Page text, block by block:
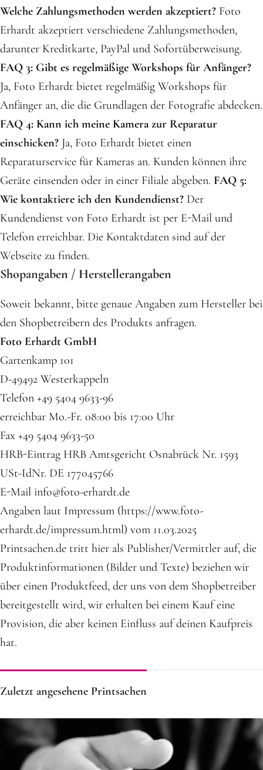
Welche Zahlungsmethoden werden akzeptiert? Foto
Erhardt akzeptiert verschiedene Zahlungsmethoden,
darunter Kreditkarte, PayPal und Sofortüberweisung.
FAQ 3: Gibt es regelmäßige Workshops für Anfänger?
Ja, Foto Erhardt bietet regelmäßig Workshops für
Anfänger an, die die Grundlagen der Fotografie abdecken.
FAQ 4: Kann ich meine Kamera zur Reparatur
einschicken? Ja, Foto Erhardt bietet einen
Reparaturservice für Kameras an. Kunden können ihre
Geräte einsenden oder in einer Filiale abgeben. FAQ 5:
Wie kontaktiere ich den Kundendienst? Der
Kundendienst von Foto Erhardt ist per E-Mail und
Telefon erreichbar. Die Kontaktdaten sind auf der
Webseite zu finden.
Shopangaben / Herstellerangaben
Soweit bekannt, bitte genaue Angaben zum Hersteller bei
den Shopbetreibern des Produkts anfragen.
Foto Erhardt GmbH
Gartenkamp 101
D-49492 Westerkappeln
Telefon +49 5404 9633-96
erreichbar Mo.-Fr. 08:00 bis 17:00 Uhr
Fax +49 5404 9633-50
HRB-Eintrag HRB Amtsgericht Osnabrück Nr. 1593
USt-IdNr. DE 177045766
E-Mail info@foto-erhardt.de
Angaben laut Impressum (https://www.foto-
erhardt.de/impressum.html) vom 11.03.2025
Printsachen.de tritt hier als Publisher/Vermittler auf, die
Produktinformationen (Bilder und Texte) beziehen wir
über einen Produktfeed, der uns von dem Shopbetreiber
bereitgestellt wird, wir erhalten bei einem Kauf eine
Provision, die aber keinen Einfluss auf deinen Kaufpreis
hat.
Zuletzt angesehene Printsachen